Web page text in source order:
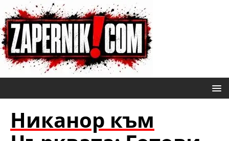
Никанор към